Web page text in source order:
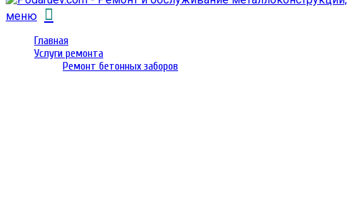
меню
Главная
Услуги ремонта
Ремонт бетонных заборов